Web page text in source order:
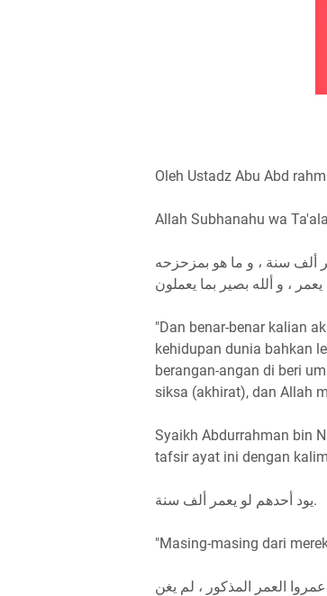
Oleh Ustadz Abu Abd
Allah Subhanahu wa
ألف سنة ، و ما هو بمزحزحه
"Dan benar-benar kalian
kehidupan dunia bahkan
berangan-angan di beri
siksa (akhirat), dan Allah
Syaikh Abdurrahman bin
tafsir ayat ini dengan
يود أحدهم لو يعمر ألف سنة.
"Masing-masing dari
العمر المذكور ، لم يغن